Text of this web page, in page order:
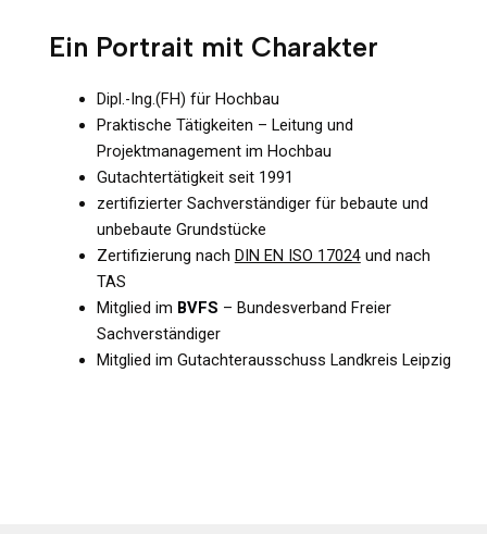
Ein Portrait mit Charakter
Dipl.-Ing.(FH) für Hochbau
Praktische Tätigkeiten – Leitung und
Projektmanagement im Hochbau
Gutachtertätigkeit seit 1991
zertifizierter Sachverständiger für bebaute und
unbebaute Grundstücke
Zertifizierung nach DIN EN ISO 17024und nach
TAS
Mitglied im BVFS – Bundesverband Freier
Sachverständiger
Mitglied im Gutachterausschuss Landkreis Leipzig